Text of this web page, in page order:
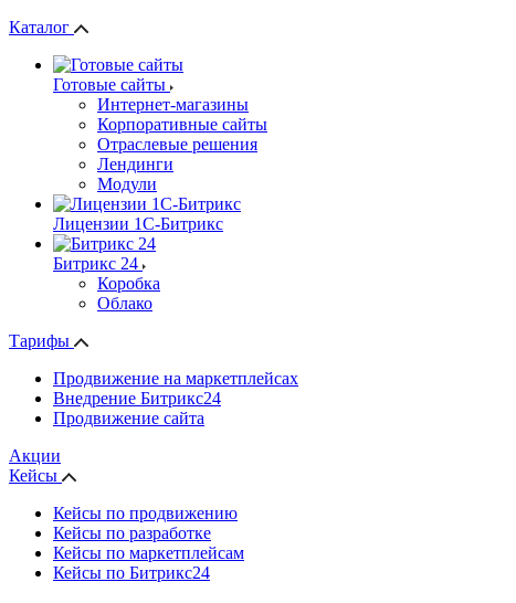
Каталог
Готовые сайты
Интернет-магазины
Корпоративные сайты
Отраслевые решения
Лендинги
Модули
Лицензии 1С-Битрикс
Битрикс 24
Коробка
Облако
Тарифы
Продвижение на маркетплейсах
Внедрение Битрикс24
Продвижение сайта
Акции
Кейсы
Кейсы по продвижению
Кейсы по разработке
Кейсы по маркетплейсам
Кейсы по Битрикс24